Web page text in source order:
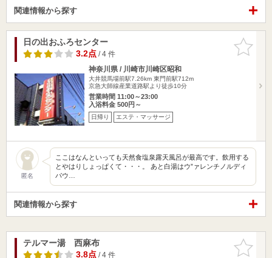
関連情報から探す
お気に入
りに追加
日の出おふろセンター
3.2点/ 4 件
神奈川県 / 川崎市川崎区昭和
大井競馬場前駅7.26km 東門前駅712m
京急大師線産業道路駅より徒歩10分
営業時間 11:00～23:00
入浴料金 500円～
日帰り エステ・マッサージ
匿名
ここはなんといっても天然食塩泉露天風呂が最高です。飲用する
とやはりしょっぱくて・・・。 あと白湯はウ”ァレンチノルディ
パウ…
関連情報から探す
お気に入
りに追加
テルマー湯 西麻布
3.8点/ 4 件